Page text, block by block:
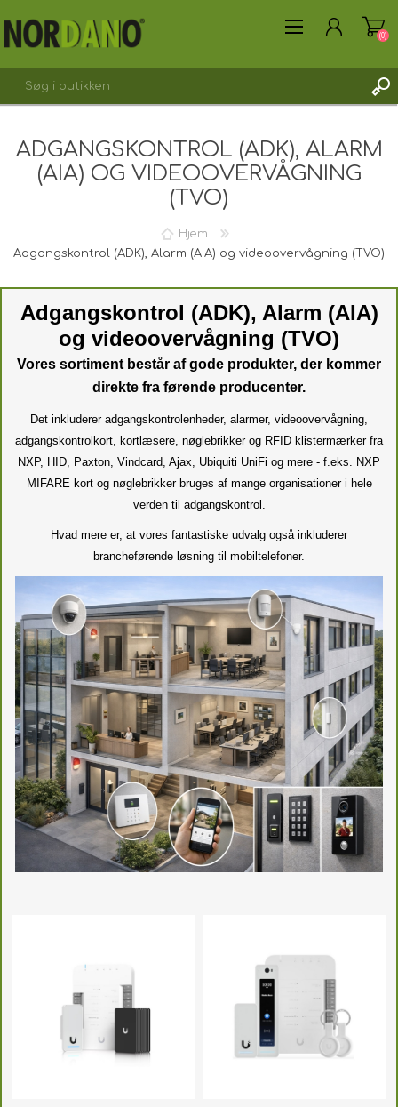
OPRET DIG SOM KUNDE
(0)
ADGANGSKONTROL (ADK), ALARM
(AIA) OG VIDEOOVERVÅGNING
(TVO)
Hjem
Adgangskontrol (ADK), Alarm (AIA) og videoovervågning (TVO)
Adgangskontrol (ADK), Alarm (AIA)
og videoovervågning (TVO)
Vores sortiment består af gode produkter, der kommer
direkte fra førende producenter.
Det inkluderer adgangskontrolenheder, alarmer, videoovervågning,
adgangskontrolkort, kortlæsere, nøglebrikker og RFID klistermærker fra
NXP, HID, Paxton, Vindcard, Ajax, Ubiquiti UniFi og mere - f.eks. NXP
MIFARE kort og nøglebrikker bruges af mange organisationer i hele
verden til adgangskontrol.
Hvad mere er, at vores fantastiske udvalg også inkluderer
brancheførende løsning til mobiltelefoner.